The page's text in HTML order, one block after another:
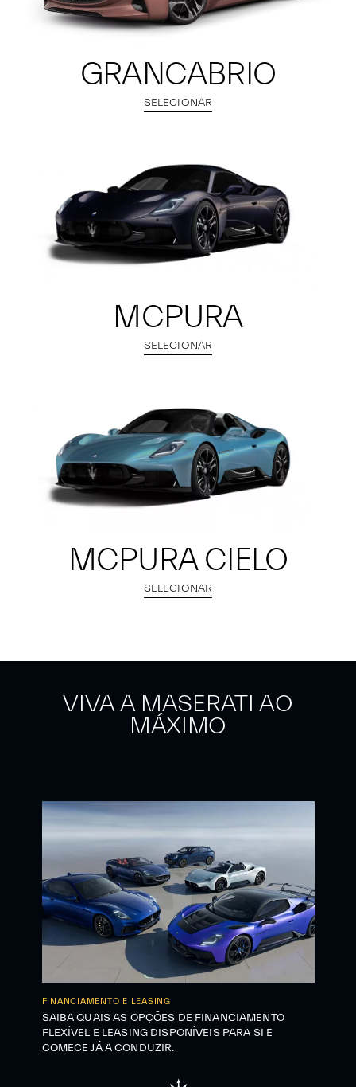
GRANCABRIO
SELECIONAR
MCPURA
SELECIONAR
MCPURA CIELO
SELECIONAR
VIVA A MASERATI AO
MÁXIMO
FINANCIAMENTO E LEASING
SAIBA QUAIS AS OPÇÕES DE FINANCIAMENTO
FLEXÍVEL E LEASING DISPONÍVEIS PARA SI E
COMECE JÁ A CONDUZIR.